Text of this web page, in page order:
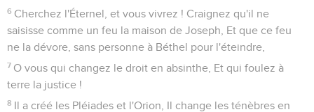
6 Cherchez l'Éternel, et vous vivrez ! Craignez qu'il ne
saisisse comme un feu la maison de Joseph, Et que ce feu
ne la dévore, sans personne à Béthel pour l'éteindre,
7 O vous qui changez le droit en absinthe, Et qui foulez à
terre la justice !
8 Il a créé les Pléiades et l'Orion, Il change les ténèbres en